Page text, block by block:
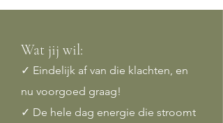
Wat jij wil:
✓ Eindelijk af van die klachten, en
nu voorgoed graag!
✓ De hele dag energie die stroomt